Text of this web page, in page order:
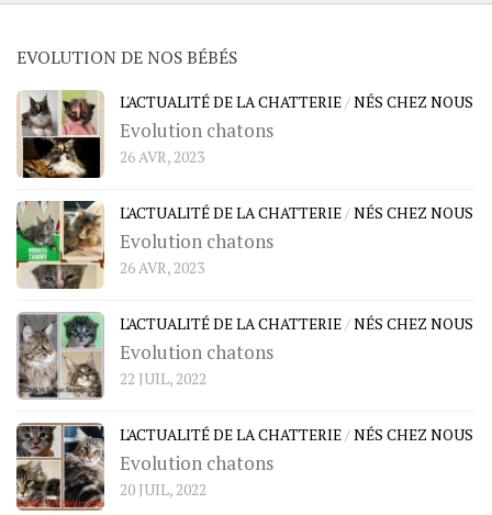
EVOLUTION DE NOS BÉBÉS
L'ACTUALITÉ DE LA CHATTERIE/NÉS CHEZ NOUS
Evolution chatons
26 AVR, 2023
L'ACTUALITÉ DE LA CHATTERIE/NÉS CHEZ NOUS
Evolution chatons
26 AVR, 2023
L'ACTUALITÉ DE LA CHATTERIE/NÉS CHEZ NOUS
Evolution chatons
22 JUIL, 2022
L'ACTUALITÉ DE LA CHATTERIE/NÉS CHEZ NOUS
Evolution chatons
20 JUIL, 2022